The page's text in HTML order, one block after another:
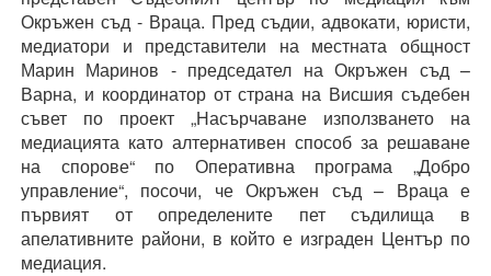
Окръжен съд - Враца. Пред съдии, адвокати, юристи,
медиатори и представители на местната общност
Марин Маринов - председател на Окръжен съд –
Варна, и координатор от страна на Висшия съдебен
съвет по проект „Насърчаване използването на
медиацията като алтернативен способ за решаване
на спорове“ по Оперативна програма „Добро
управление“, посочи, че Окръжен съд – Враца е
първият от определените пет съдилища в
апелативните райони, в който е изграден Център по
медиация.